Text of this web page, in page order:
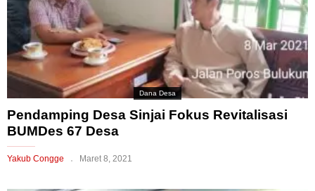
Dana Desa
Pendamping Desa Sinjai Fokus Revitalisasi
BUMDes 67 Desa
Yakub Congge Maret 8, 2021